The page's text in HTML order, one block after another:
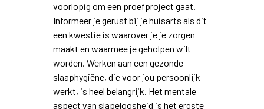
voorlopig om een proefproject gaat.
Informeer je gerust bij je huisarts als dit
een kwestie is waarover je je zorgen
maakt en waarmee je geholpen wilt
worden. Werken aan een gezonde
slaaphygiëne, die voor jou persoonlijk
werkt, is heel belangrijk. Het mentale
aspect van slapeloosheid is het ergste